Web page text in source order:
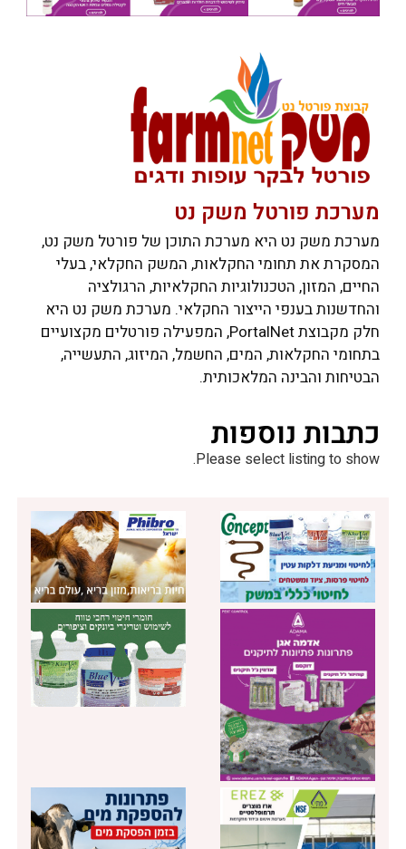
מערכת פורטל משק נט
מערכת משק נט היא מערכת התוכן של פורטל משק נט,
המסקרת את תחומי החקלאות, המשק החקלאי, בעלי
החיים, המזון, הטכנולוגיות החקלאיות, הרגולציה
והחדשנות בענפי הייצור החקלאי. מערכת משק נט היא
חלק מקבוצת PortalNet, המפעילה פורטלים מקצועיים
בתחומי החקלאות, המים, החשמל, המיזוג, התעשייה,
הבטיחות והבינה המלאכותית.
כתבות נוספות
Please select listing to show.